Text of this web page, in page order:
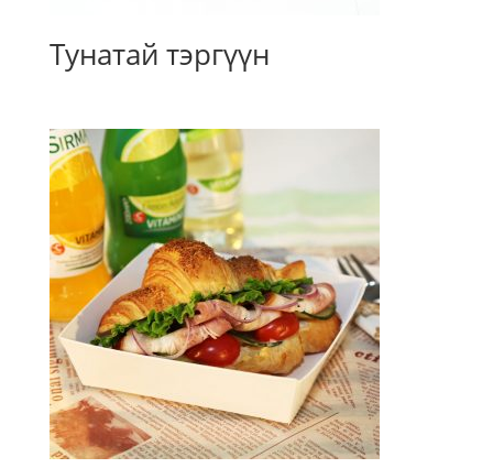
Тунатай тэргүүн